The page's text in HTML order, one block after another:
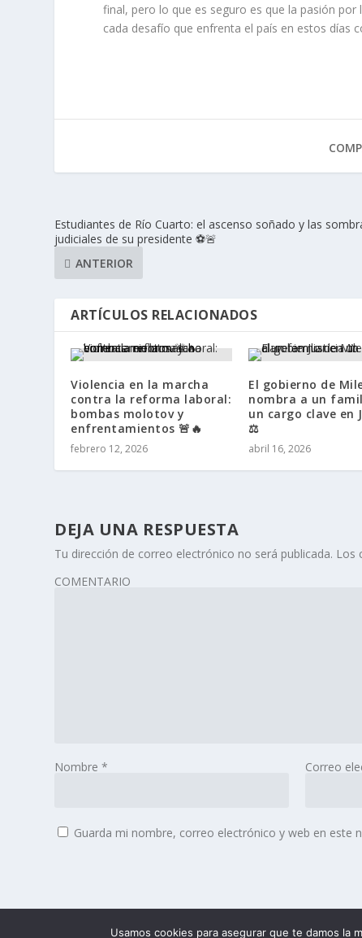
final, pero lo que es seguro es que la pasión
cada desafío que enfrenta el país en estos días
Estudiantes de Río Cuarto: el ascenso soñado y las
judiciales de su presidente ⚽🚨
ANTERIOR
ARTÍCULOS RELACIONADOS
Violencia en la marcha
contra la reforma laboral:
bombas molotov y
enfrentamientos 🚨🔥
febrero 12, 2026
El gobierno de
nombra a un
un cargo clave en
⚖️
abril 16, 2026
DEJA UNA RESPUESTA
Tu dirección de correo electrónico no será publicada. Los
COMENTARIO
Nombre* Correo
Guarda mi nombre, correo electrónico y web en este
Usamos cookies para asegurar que te damos